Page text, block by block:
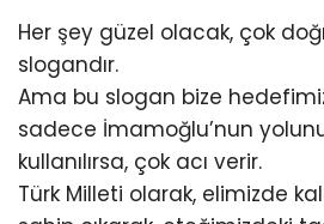
Her şey güzel olacak, çok
slogandır.
Ama bu slogan bize
sadece İmamoğlu’nun
kullanılırsa, çok acı verir.
Türk Milleti olarak, elimizde